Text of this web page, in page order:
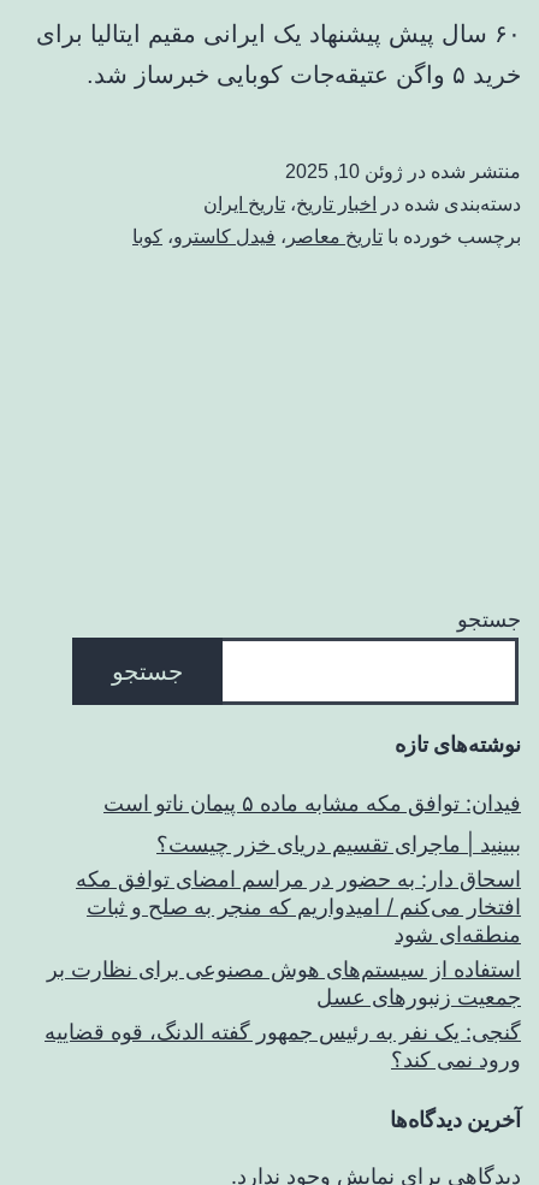
۶۰ سال پیش پیشنهاد یک ایرانی مقیم ایتالیا برای
خرید ۵ واگن عتیقه‌جات کوبایی خبرساز شد.
منتشر شده در ژوئن 10, 2025
دسته‌بندی شده در
اخبار تاریخ، تاریخ ایران
برچسب خورده با تاریخ معاصر ، فیدل کاسترو، کوبا
جستجو
جستجو
نوشته‌های تازه
فیدان: توافق مکه مشابه ماده ۵ پیمان ناتو است
ببینید | ماجرای تقسیم دریای خزر چیست؟
اسحاق‌ دار: به حضور در مراسم امضای توافق مکه
افتخار می‌کنم / امیدواریم که منجر به صلح و ثبات
منطقه‌ای شود
استفاده از سیستم‌های هوش مصنوعی برای نظارت بر
جمعیت زنبورهای عسل
گنجی: یک نفر به رئیس جمهور گفته الدنگ، قوه قضاییه
ورود نمی کند؟
آخرین دیدگاه‌ها
دیدگاهی برای نمایش وجود ندارد.